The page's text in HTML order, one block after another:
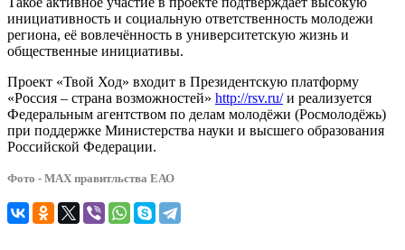
инициативность и социальную ответственность молодежи
региона, её вовлечённость в университетскую жизнь и
общественные инициативы.
Проект «Твой Ход» входит в Президентскую платформу
«Россия – страна возможностей» http://rsv.ru/и реализуется
Федеральным агентством по делам молодёжи (Росмолодёжь)
при поддержке Министерства науки и высшего образования
Российской Федерации.
Фото - МАХ правитльства ЕАО